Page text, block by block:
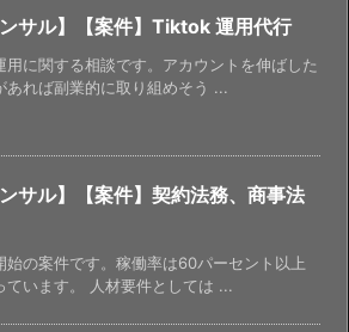
ンサル】【案件】Tiktok 運用代行
用に関する相談です。アカウントを伸ばした
あれば副業的に取り組めそう ...
ンサル】【案件】契約法務、商事法
始の案件です。稼働率は60パーセント以上
ています。 人材要件としては ...